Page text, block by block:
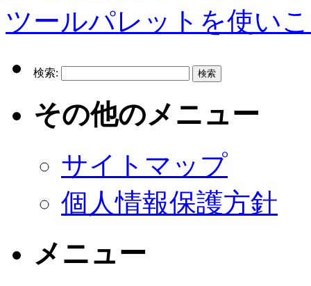
ツールパレットを使い
検索:
その他のメニュー
サイトマップ
個人情報保護方針
メニュー